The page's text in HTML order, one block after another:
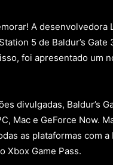
A
5 de Baldur’s
foi apresentado um
divulgadas, Baldur’s
Mac e GeForce Now.
as plataformas com
Xbox Game Pass.